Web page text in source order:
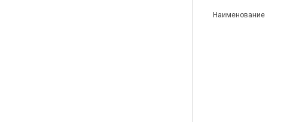
Наименование